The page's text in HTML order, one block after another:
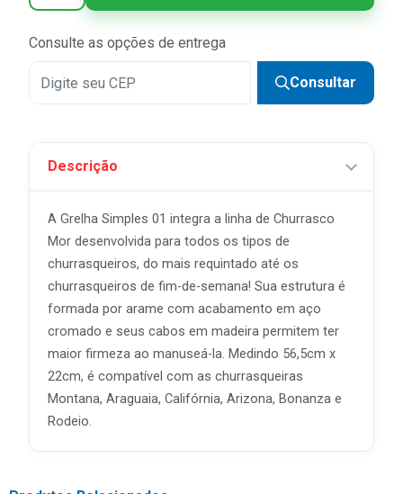
Consulte as opções de entrega
Consultar
Descrição
A Grelha Simples 01 integra a linha de Churrasco
Mor desenvolvida para todos os tipos de
churrasqueiros, do mais requintado até os
churrasqueiros de fim-de-semana! Sua estrutura é
formada por arame com acabamento em aço
cromado e seus cabos em madeira permitem ter
maior firmeza ao manuseá-la. Medindo 56,5cm x
22cm, é compatível com as churrasqueiras
Montana, Araguaia, Califórnia, Arizona, Bonanza e
Rodeio.